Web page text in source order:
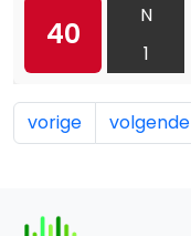
40
N
1
vorige volgende